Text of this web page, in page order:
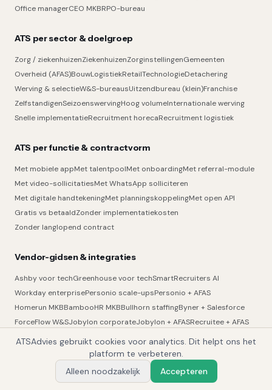
Office managerCEO MKBRPO-bureau
ATS per sector & doelgroep
Zorg / ziekenhuizenZiekenhuizenZorginstellingenGemeenten
Overheid (AFAS)BouwLogistiekRetailTechnologieDetachering
Werving & selectieW&S-bureausUitzendbureau (klein)Franchise
ZelfstandigenSeizoenswervingHoog volumeInternationale werving
Snelle implementatieRecruitment horecaRecruitment logistiek
ATS per functie & contractvorm
Met mobiele appMet talentpoolMet onboardingMet referral-module
Met video-sollicitatiesMet WhatsApp solliciteren
Met digitale handtekeningMet planningskoppelingMet open API
Gratis vs betaaldZonder implementatiekosten
Zonder langlopend contract
Vendor-gidsen & integraties
Ashby voor techGreenhouse voor techSmartRecruiters AI
Workday enterprisePersonio scale-upsPersonio + AFAS
Homerun MKBBambooHR MKBBullhorn staffingByner + Salesforce
ForceFlow W&SJobylon corporateJobylon + AFASRecruitee + AFAS
Recruitee → Tellent review
Ubeeo corporate
Integraties Matrix
Integraties Vergelijker
Kennisbank-verdieping
1
ATSAdvies gebruikt cookies voor analytics. Dit helpt ons het
platform te verbeteren.
Alleen noodzakelijk
Accepteren